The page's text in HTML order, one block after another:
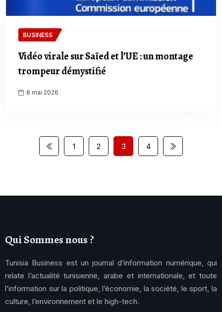
BUSINESS
Vidéo virale sur Saïed et l’UE : un montage
trompeur démystifié
8 mai 2026
1 2 3 4
Qui Sommes nous ?
Tunisia Business est un journal d’information numérique, qui
relate l’actualité tunisienne, arabe et internationale, et toute
l’information sur la politique, l’économie, la société, le sport, la
culture, l’environnement et le high-tech.